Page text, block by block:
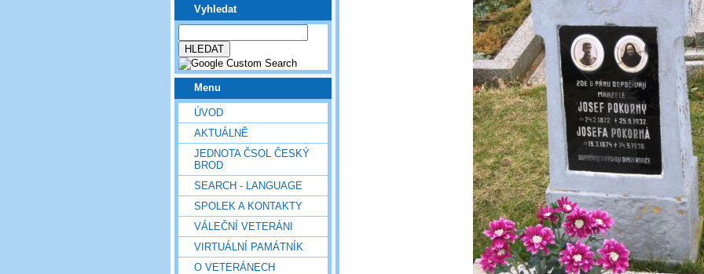
Vyhledat
Menu
ÚVOD
AKTUÁLNĚ
JEDNOTA ČSOL ČESKÝ
BROD
SEARCH - LANGUAGE
SPOLEK A KONTAKTY
VÁLEČNÍ VETERÁNI
VIRTUÁLNÍ PAMÁTNÍK
O VETERÁNECH